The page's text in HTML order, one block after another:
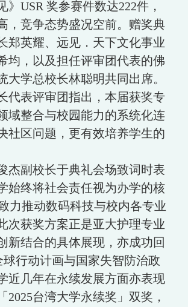
USR 奖参赛件数达222件，
，竞争态势盛况空前。赠奖典
郑英耀、远见．天下文化事业
均，以及担任评审团代表的佛
大学总校长林聪明共同出席。
代表评审团指出，本届获奖专
域整合与校园能力的系统化连
社区问题，更有效培养学生的
杰副校长于典礼会场致词时表
始终将社会责任视为办学的核
力推动数码科技与校内各专业
次获奖方案正是亚大护理专业
新结合的具体展现，亦成功回
球行动计画与国家失智防治政
近几年在永续发展方面亦表现
2025台湾大学永续奖」双奖，